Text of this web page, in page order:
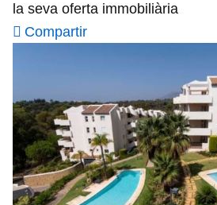
la seva oferta immobiliària
Compartir